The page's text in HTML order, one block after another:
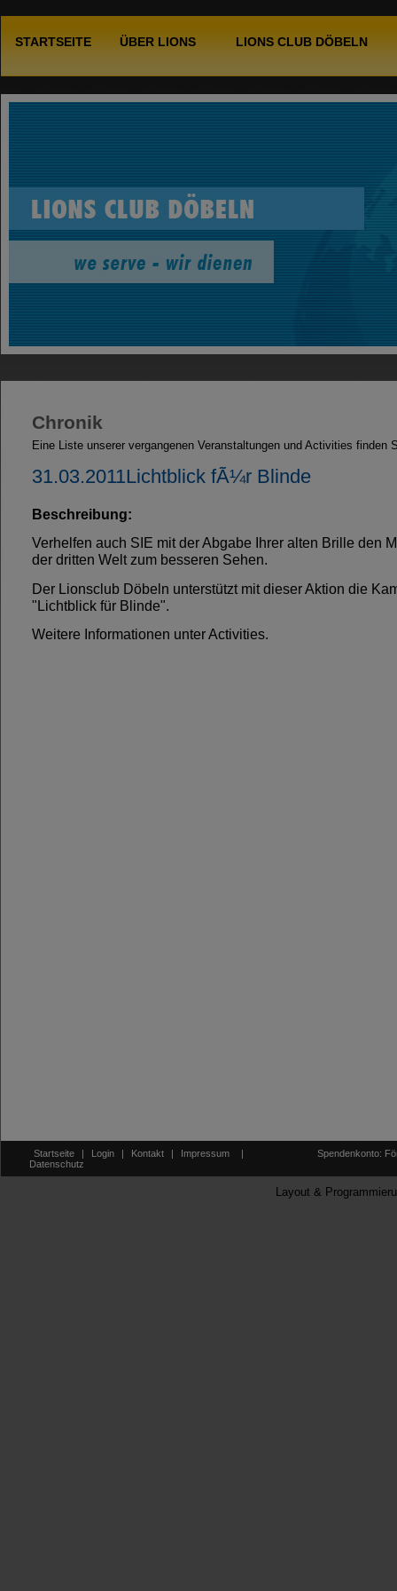
STARTSEITE ÜBER LIONS LIONS CLUB DÖBELN
Chronik
Eine Liste unserer vergangenen Veranstaltungen und Activities finden
31.03.2011Lichtblick fÃ¼r Blinde
Beschreibung:
Verhelfen auch SIE mit der Abgabe Ihrer alten Brille den
der dritten Welt zum besseren Sehen.
Der Lionsclub Döbeln unterstützt mit dieser Aktion die
"Lichtblick für Blinde".
Weitere Informationen unter Activities.
Startseite | Login | Kontakt | Impressum
|
Datenschutz
Spendenkonto:
Layout &